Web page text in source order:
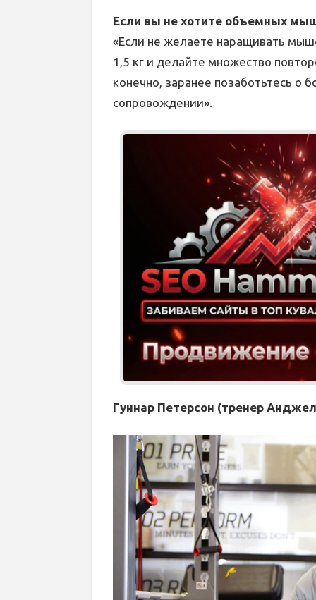
Если вы не хотите объемных
«Если не желаете наращивать
1,5 кг и делайте множество
конечно, заранее позаботьтесь
сопровождении».
Гуннар Петерсон (тренер